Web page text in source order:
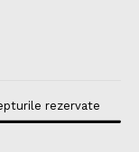
rezervate